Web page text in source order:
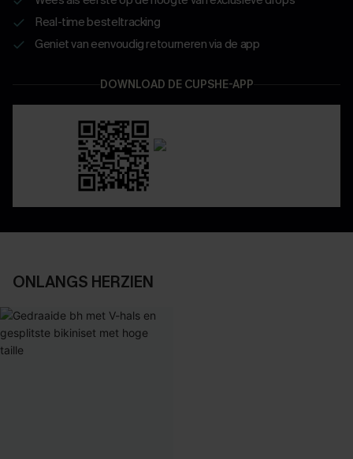
Real-time besteltracking
Geniet van eenvoudig retourneren via de app
DOWNLOAD DE CUPSHE-APP
ONLANGS HERZIEN